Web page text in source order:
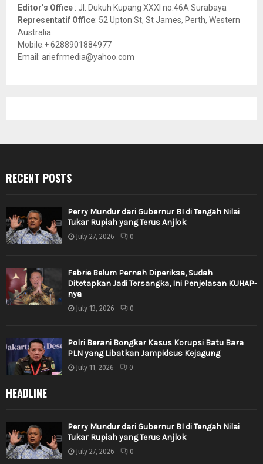
Editor’s Office : Jl. Dukuh Kupang XXXI no.46A Surabaya
Representatif Office: 52 Upton St, St James, Perth, Western
Australia
Mobile:+ 6288901884977
Email: ariefrmedia@yahoo.com
RECENT POSTS
Perry Mundur dari Gubernur BI di Tengah Nilai
Tukar Rupiah yang Terus Anjlok
July 27, 2026 0
Febrie Belum Pernah Diperiksa, Sudah
Ditetapkan Jadi Tersangka, Ini Penjelasan KUHAP-
nya
July 13, 2026 0
Polri Berani Bongkar Kasus Korupsi Batu Bara
PLN yang Libatkan Jampidsus Kejagung
July 11, 2026 0
HEADLINE
Perry Mundur dari Gubernur BI di Tengah Nilai
Tukar Rupiah yang Terus Anjlok
July 27, 2026 0